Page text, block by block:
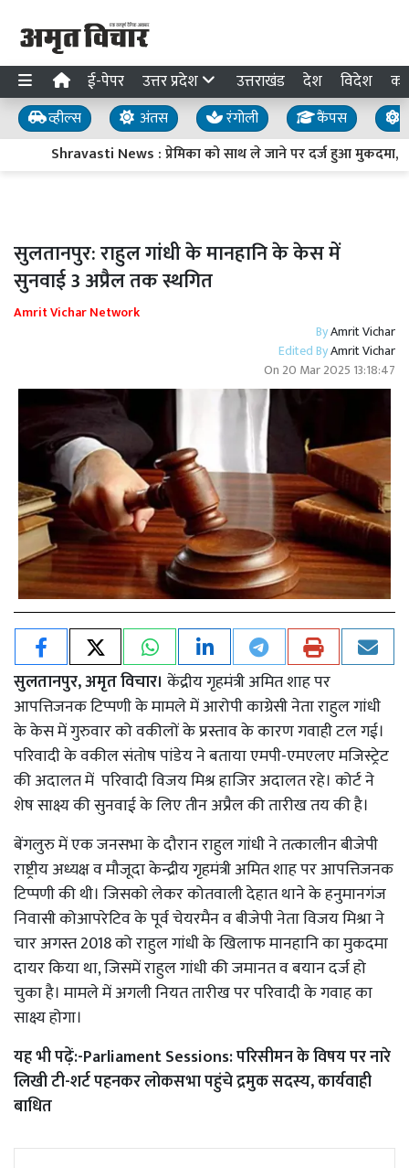
ई-पेपर उत्तर प्रदेश उत्तराखंड देश विदेश
व्हील्स अंतस रंगोली कैंपस
Shravasti News : प्रेमिका को साथ ले जाने पर दर्ज हुआ मुकदमा, तो
सुलतानपुर: राहुल गांधी के मानहानि के केस में
सुनवाई 3 अप्रैल तक स्थगित
Amrit Vichar Network
ByAmrit Vichar
Edited ByAmrit Vichar
On 20 Mar 2025 13:18:47
सुलतानपुर, अमृत विचार। केंद्रीय गृहमंत्री अमित शाह पर
आपत्तिजनक टिप्पणी के मामले में आरोपी काग्रेसी नेता राहुल गांधी
के केस में गुरुवार को वकीलों के प्रस्ताव के कारण गवाही टल गई।
परिवादी के वकील संतोष पांडेय ने बताया एमपी-एमएलए मजिस्ट्रेट
की अदालत में परिवादी विजय मिश्र हाजिर अदालत रहे। कोर्ट ने
शेष साक्ष्य की सुनवाई के लिए तीन अप्रैल की तारीख तय की है।
बेंगलुरु में एक जनसभा के दौरान राहुल गांधी ने तत्कालीन बीजेपी
राष्ट्रीय अध्यक्ष व मौजूदा केन्द्रीय गृहमंत्री अमित शाह पर आपत्तिजनक
टिप्पणी की थी। जिसको लेकर कोतवाली देहात थाने के हनुमानगंज
निवासी कोआपरेटिव के पूर्व चेयरमैन व बीजेपी नेता विजय मिश्रा ने
चार अगस्त 2018 को राहुल गांधी के खिलाफ मानहानि का मुकदमा
दायर किया था, जिसमें राहुल गांधी की जमानत व बयान दर्ज हो
चुका है। मामले में अगली नियत तारीख पर परिवादी के गवाह का
साक्ष्य होगा।
यह भी पढ़ें:-Parliament Sessions: परिसीमन के विषय पर नारे
लिखी टी-शर्ट पहनकर लोकसभा पहुंचे द्रमुक सदस्य, कार्यवाही
बाधित